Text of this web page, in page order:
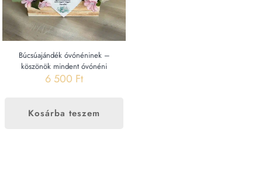
Búcsúajándék óvónéninek –
köszönök mindent óvónéni
6 500 Ft
Kosárba teszem